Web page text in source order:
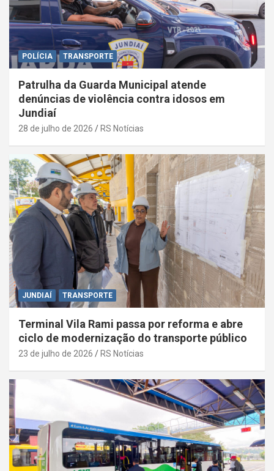
POLÍCIA TRANSPORTE
Patrulha da Guarda Municipal atende
denúncias de violência contra idosos em
Jundiaí
28 de julho de 2026 RS Notícias
JUNDIAÍ TRANSPORTE
Terminal Vila Rami passa por reforma e abre
ciclo de modernização do transporte público
23 de julho de 2026 RS Notícias